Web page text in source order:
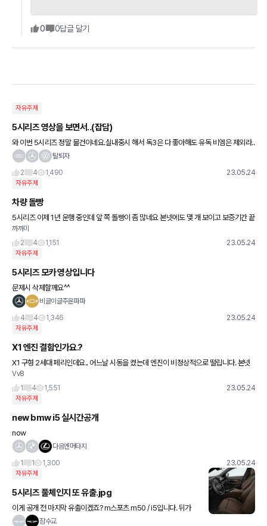
0 0답글 달기
자유주제
5시리즈 영상을 보면서..(잡담)
와 이번 5시리즈 정말 물건이네요.실내중시 해서 독3은 다 좋아해도 유독 비엠은 제외라..
풀첸e클만 생각했는데.. 이번에 보니5도 정말 이쁘네요. 독3?독4? e세그 다 타보고 포르
탈퇴자
2
4 1,490 23.05.24
자유주제
차량 돌빵
5시리즈 이제 1년 운행 중인데 앞 쪽 돌빵이 좀 많네요 본넷에도 몇 개 보이고 보증기간 끝
나기전에 중고로 팔 예정이긴한데 돌빵 있으면 감가에 영향 주나요? 궁금해서 글 올려봅
니다
까까미
2
4 1,151 23.05.24
자유주제
5시리즈 모카 영상입니다
문제시 삭제할께요^^
비글이글주윤파파
4
4 1,346 23.05.24
자유주제
X1 엔진 결함인가요.?
X1 구형 2세대 페리인데요.. 어느날 시동을 켰는데 엔진이 비정상적으로 떨립니다. 본넷
트 열어보니 이상한 달그락달그락거리는 소리와 앞뒤로 떨리더라고요.. 시동한번 껏다키
니 없어지긴 했지만 이런 현
Vv8
1
4 1,551 23.05.24
자유주제
new bmw i5 실시간공개
now
다음엔머타지
1
1 1,300 23.05.24
자유주제
5시리즈 풀체인지 또 유출.jpg
이게 공개 전 마지막 유출이겠죠? m스포츠 m50 / i5입니다. 뒤가
좀...아쉽네요.
잠수교